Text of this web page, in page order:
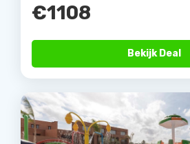
€1108
Bekijk Deal